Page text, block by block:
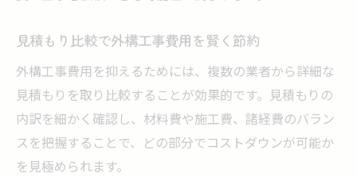
見積もり比較で外構工事費用を賢く節約
外構工事費用を抑えるためには、複数の業者から詳細な
見積もりを取り比較することが効果的です。見積もりの
内訳を細かく確認し、材料費や施工費、諸経費のバラン
スを把握することで、どの部分でコストダウンが可能か
を見極められます。